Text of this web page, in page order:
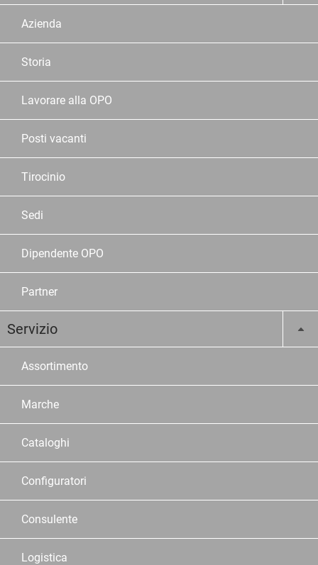
Azienda
Storia
Lavorare alla OPO
Posti vacanti
Tirocinio
Sedi
Dipendente OPO
Partner
Servizio
Assortimento
Marche
Cataloghi
Configuratori
Consulente
Logistica